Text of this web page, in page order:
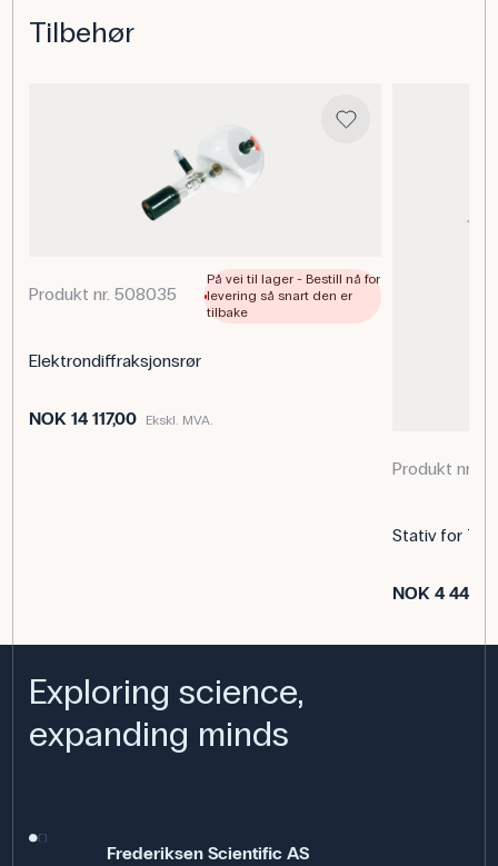
Tilbehør
Produkt nr. 508035
På vei til lager - Bestill nå for
levering så snart den er
tilbake
Elektrondiffraksjonsrør
NOK 14 117,00 Ekskl. MVA.
Produkt nr.
Stativ for
NOK 4
Exploring science,
expanding minds
Frederiksen Scientific AS